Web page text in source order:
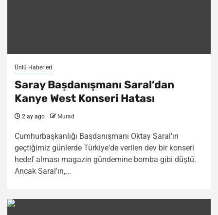
Ünlü Haberleri
Saray Başdanışmanı Saral’dan
Kanye West Konseri Hatası
2 ay ago Murad
Cumhurbaşkanlığı Başdanışmanı Oktay Saral'ın
geçtiğimiz günlerde Türkiye'de verilen dev bir konseri
hedef alması magazin gündemine bomba gibi düştü.
Ancak Saral'ın,...